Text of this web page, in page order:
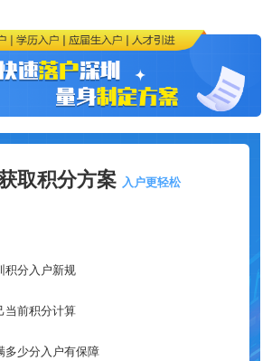
取积分方案 入户更轻松
积分入户新规
当前积分计算
多少分入户有保障